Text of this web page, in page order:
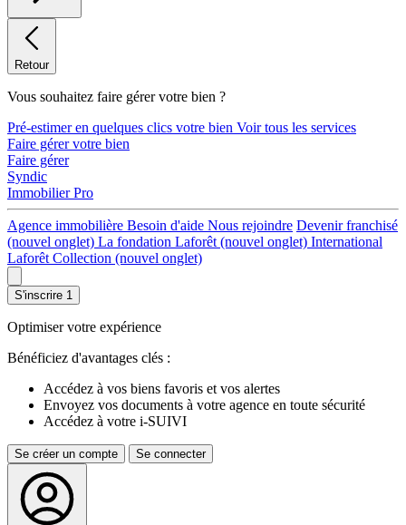
Retour
Vous souhaitez faire gérer votre bien ?
Pré-estimer en quelques clics votre bien Voir tous les services
Faire gérer votre bien
Faire gérer
Syndic
Immobilier Pro
Agence immobilière Besoin d'aide Nous rejoindre Devenir franchisé
(nouvel onglet) La fondation Laforêt (nouvel onglet) International
Laforêt Collection (nouvel onglet)
S'inscrire 1
Optimiser votre expérience
Bénéficiez d'avantages clés :
Accédez à vos biens favoris et vos alertes
Envoyez vos documents à votre agence en toute sécurité
Accédez à votre i-SUIVI
Se créer un compte Se connecter